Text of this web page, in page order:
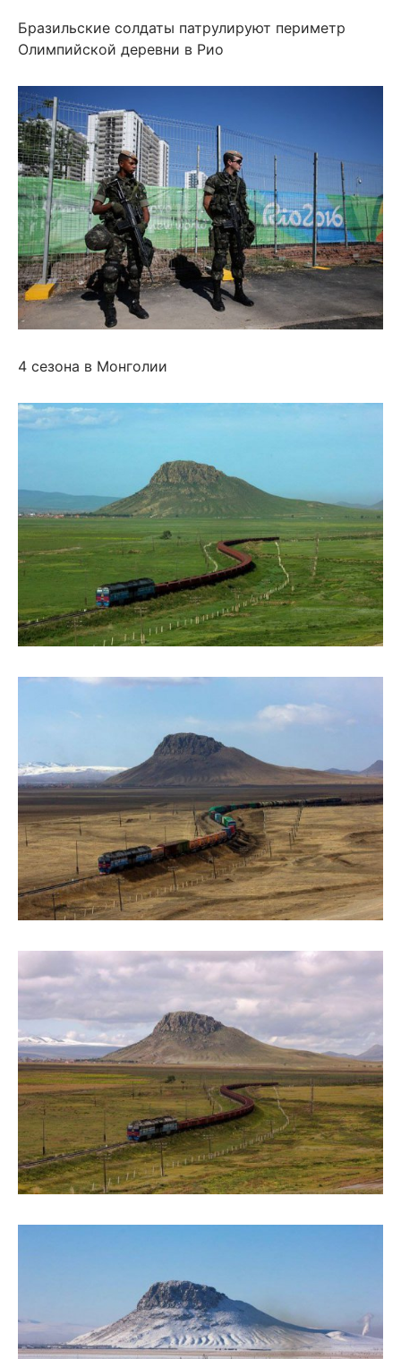
Бразильские солдаты патрулируют периметр
Олимпийской деревни в Рио
4 сезона в Монголии